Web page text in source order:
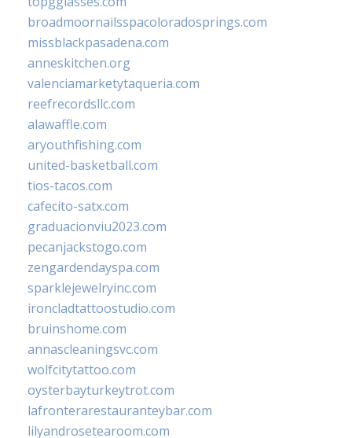
broadmoornailsspacoloradosprings.com
missblackpasadena.com
anneskitchen.org
valenciamarketytaqueria.com
reefrecordsllc.com
alawaffle.com
aryouthfishing.com
united-basketball.com
tios-tacos.com
cafecito-satx.com
graduacionviu2023.com
pecanjackstogo.com
zengardendayspa.com
sparklejewelryinc.com
ironcladtattoostudio.com
bruinshome.com
annascleaningsvc.com
wolfcitytattoo.com
oysterbayturkeytrot.com
lafronterarestauranteybar.com
lilyandrosetearoom.com